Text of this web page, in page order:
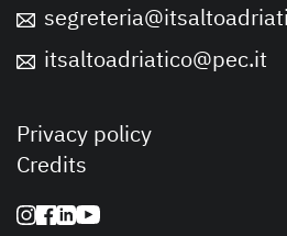
itsaltoadriatico@pec.it
Privacy policy
Credits